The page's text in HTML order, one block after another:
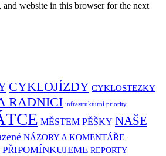
and website in this browser for the next
CYKLOJÍZDY CYKLOSTEZKY
RADNICI infrastrukturní priority
MĚSTEM PĚŠKY NAŠE
NÁZORY A KOMENTÁŘE
PŘIPOMÍNKUJEME REPORTY